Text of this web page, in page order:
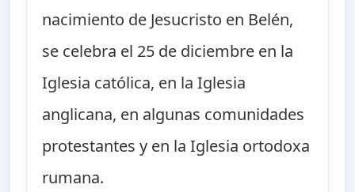
nacimiento de Jesucristo en Belén,
se celebra el 25 de diciembre en la
Iglesia católica, en la Iglesia
anglicana, en algunas comunidades
protestantes y en la Iglesia ortodoxa
rumana.